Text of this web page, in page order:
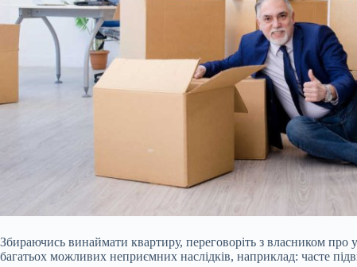
Збираючись винаймати квартиру, переговоріть з власником
багатьох можливих неприємних наслідків, наприклад: часте